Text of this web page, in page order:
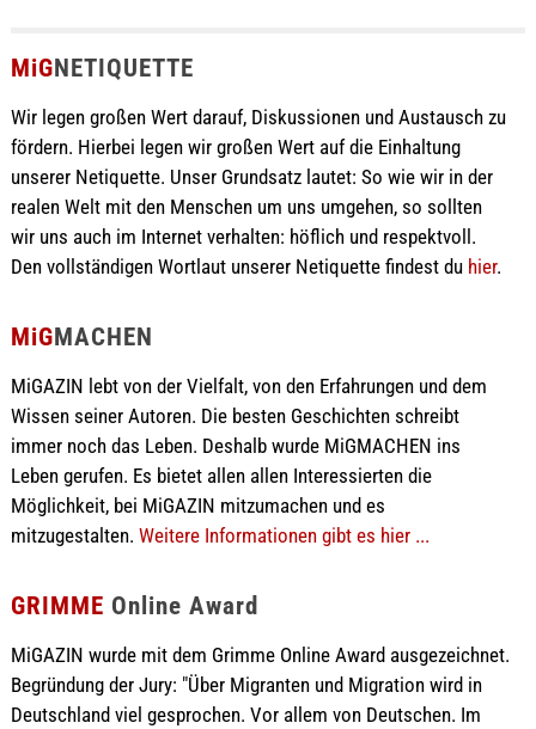
MiGNETIQUETTE
Wir legen großen Wert darauf, Diskussionen und Austausch zu
fördern. Hierbei legen wir großen Wert auf die Einhaltung
unserer Netiquette. Unser Grundsatz lautet: So wie wir in der
realen Welt mit den Menschen um uns umgehen, so sollten
wir uns auch im Internet verhalten: höflich und respektvoll.
Den vollständigen Wortlaut unserer Netiquette findest du hier.
MiGMACHEN
MiGAZIN lebt von der Vielfalt, von den Erfahrungen und dem
Wissen seiner Autoren. Die besten Geschichten schreibt
immer noch das Leben. Deshalb wurde MiGMACHEN ins
Leben gerufen. Es bietet allen allen Interessierten die
Möglichkeit, bei MiGAZIN mitzumachen und es
mitzugestalten. Weitere Informationen gibt es hier ...
GRIMME Online Award
MiGAZIN wurde mit dem Grimme Online Award ausgezeichnet.
Begründung der Jury: "Über Migranten und Migration wird in
Deutschland viel gesprochen. Vor allem von Deutschen. Im